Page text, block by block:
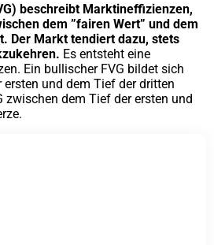
beschreibt Marktineffizienzen,
dem ”fairen Wert” und dem
Der Markt tendiert dazu, stets
Es entsteht eine
Ein bullischer FVG bildet sich
und dem Tief der dritten
zwischen dem Tief der ersten und